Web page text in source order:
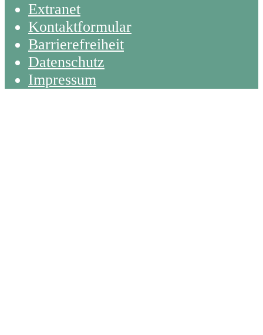
Extranet
Kontaktformular
Barrierefreiheit
Datenschutz
Impressum